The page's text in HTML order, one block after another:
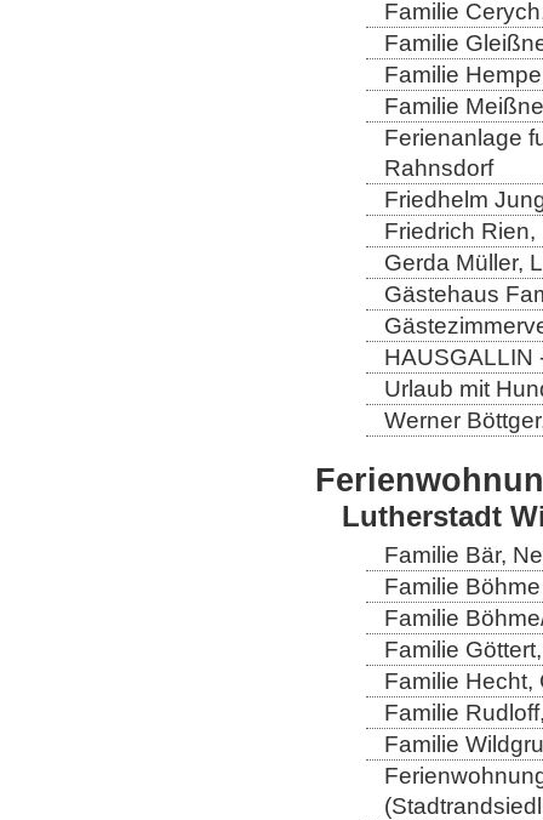
Familie
Familie
Familie
Familie
Ferienanlage
Rahnsdorf
Friedhelm
Friedrich
Gerda Müller,
Gästehaus
HAUSGALLIN
Urlaub mit
Werner
Lutherstadt
Familie Bär,
Familie
Familie
Familie
Familie Hecht,
Familie
Familie